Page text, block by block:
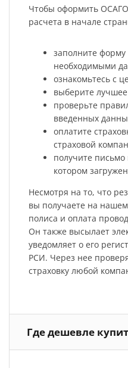
Чтобы оформить
расчета в начале
заполните форму
необходимыми
ознакомьтесь с
выберите
проверьте
введенных
оплатите
страховой
получите
котором
Несмотря на то, что
вы получаете на
полиса и оплата
Он также высылает
уведомляет о его
РСИ. Через нее
страховку любой
Где дешевле